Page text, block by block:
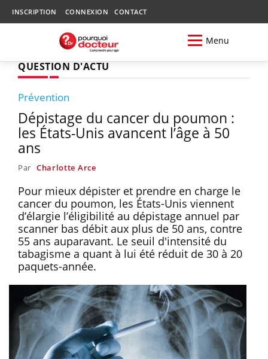
INSCRIPTION CONNEXION CONTACT
Menu
QUESTION D'ACTU
Prévention
Dépistage du cancer du poumon :
les États-Unis avancent l’âge à 50
ans
Par Charlotte Arce
Pour mieux dépister et prendre en charge le
cancer du poumon, les États-Unis viennent
d’élargie l’éligibilité au dépistage annuel par
scanner bas débit aux plus de 50 ans, contre
55 ans auparavant. Le seuil d'intensité du
tabagisme a quant à lui été réduit de 30 à 20
paquets-année.